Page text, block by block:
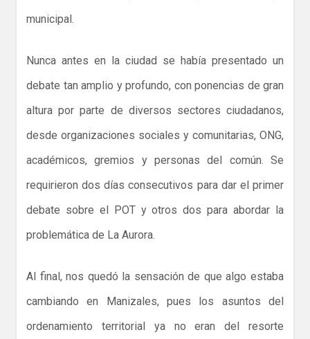
municipal.
Nunca antes en la ciudad se había presentado un
debate tan amplio y profundo, con ponencias de gran
altura por parte de diversos sectores ciudadanos,
desde organizaciones sociales y comunitarias, ONG,
académicos, gremios y personas del común. Se
requirieron dos días consecutivos para dar el primer
debate sobre el POT y otros dos para abordar la
problemática de La Aurora.
Al final, nos quedó la sensación de que algo estaba
cambiando en Manizales, pues los asuntos del
ordenamiento territorial ya no eran del resorte